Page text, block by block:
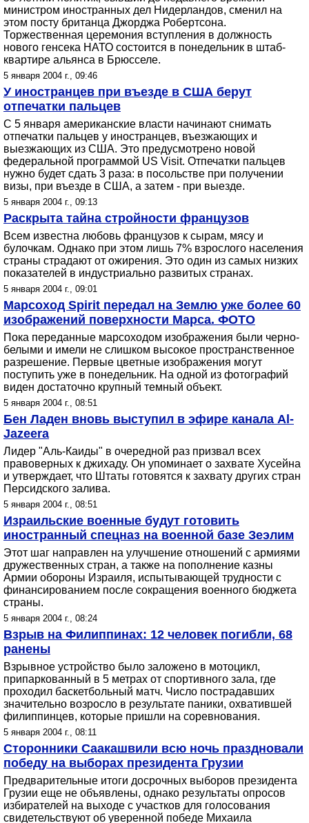
министром иностранных дел Нидерландов, сменил на
этом посту британца Джорджа Робертсона.
Торжественная церемония вступления в должность
нового генсека НАТО состоится в понедельник в штаб-
квартире альянса в Брюсселе.
5 января 2004 г., 09:46
У иностранцев при въезде в США берут
отпечатки пальцев
С 5 января американские власти начинают снимать
отпечатки пальцев у иностранцев, въезжающих и
выезжающих из США. Это предусмотрено новой
федеральной программой US Visit. Отпечатки пальцев
нужно будет сдать 3 раза: в посольстве при получении
визы, при въезде в США, а затем - при выезде.
5 января 2004 г., 09:13
Раскрыта тайна стройности французов
Всем известна любовь французов к сырам, мясу и
булочкам. Однако при этом лишь 7% взрослого населения
страны страдают от ожирения. Это один из самых низких
показателей в индустриально развитых странах.
5 января 2004 г., 09:01
Марсоход Spirit передал на Землю уже более 60
изображений поверхности Марса. ФОТО
Пока переданные марсоходом изображения были черно-
белыми и имели не слишком высокое пространственное
разрешение. Первые цветные изображения могут
поступить уже в понедельник. На одной из фотографий
виден достаточно крупный темный объект.
5 января 2004 г., 08:51
Бен Ладен вновь выступил в эфире канала Al-
Jazeera
Лидер "Аль-Каиды" в очередной раз призвал всех
правоверных к джихаду. Он упоминает о захвате Хусейна
и утверждает, что Штаты готовятся к захвату других стран
Персидского залива.
5 января 2004 г., 08:51
Израильские военные будут готовить
иностранный спецназ на военной базе Зеэлим
Этот шаг направлен на улучшение отношений с армиями
дружественных стран, а также на пополнение казны
Армии обороны Израиля, испытывающей трудности с
финансированием после сокращения военного бюджета
страны.
5 января 2004 г., 08:24
Взрыв на Филиппинах: 12 человек погибли, 68
ранены
Взрывное устройство было заложено в мотоцикл,
припаркованный в 5 метрах от спортивного зала, где
проходил баскетбольный матч. Число пострадавших
значительно возросло в результате паники, охватившей
филиппинцев, которые пришли на соревнования.
5 января 2004 г., 08:11
Сторонники Саакашвили всю ночь праздновали
победу на выборах президента Грузии
Предварительные итоги досрочных выборов президента
Грузии еще не объявлены, однако результаты опросов
избирателей на выходе с участков для голосования
свидетельствуют об уверенной победе Михаила